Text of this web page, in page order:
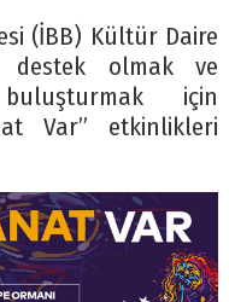
(İBB) Kültür Daire
destek olmak ve
için
Var” etkinlikleri